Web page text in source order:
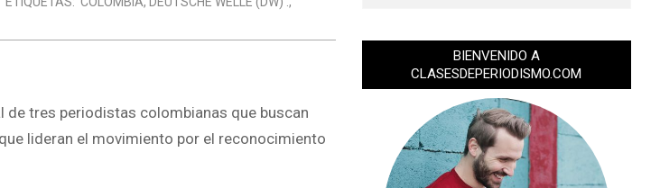
de tres periodistas colombianas que buscan
lideran el movimiento por el reconocimiento
BIENVENIDO A
CLASESDEPERIODISMO.COM